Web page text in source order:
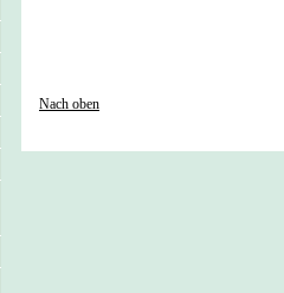
Nach oben